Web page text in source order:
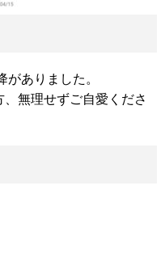
ありました。
無理せずご自愛くださ